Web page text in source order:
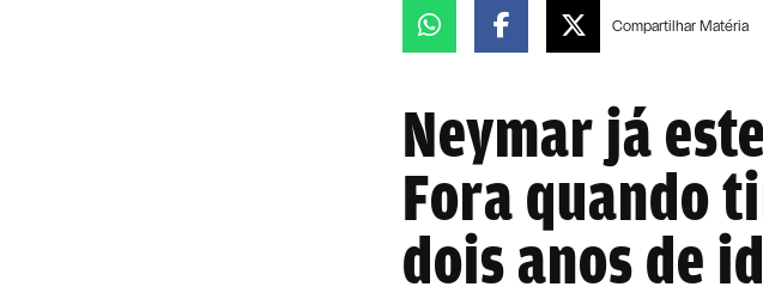
CompartilharMatéria
Neymar já
Fora quando
dois anos de